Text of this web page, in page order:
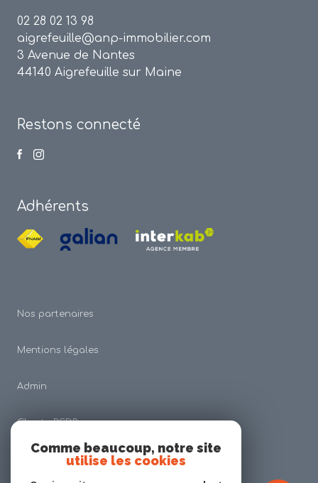
02 28 02 13 98
aigrefeuille@anp-immobilier.com
3 Avenue de Nantes
44140 Aigrefeuille sur Maine
Restons connecté
Adhérents
Nos partenaires
Mentions légales
Admin
Charte RGDP
Nos honoraires
Comme beaucoup, notre site
utilise les cookies